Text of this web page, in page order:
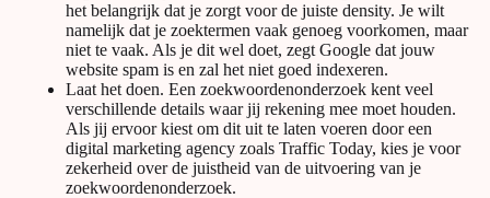
het belangrijk dat je zorgt voor de juiste density. Je wilt
namelijk dat je zoektermen vaak genoeg voorkomen, maar
niet te vaak. Als je dit wel doet, zegt Google dat jouw
website spam is en zal het niet goed indexeren.
Laat het doen. Een zoekwoordenonderzoek kent veel
verschillende details waar jij rekening mee moet houden.
Als jij ervoor kiest om dit uit te laten voeren door een
digital marketing agency zoals Traffic Today, kies je voor
zekerheid over de juistheid van de uitvoering van je
zoekwoordenonderzoek.